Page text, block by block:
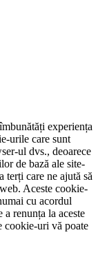
experiența
urile care sunt
ul dvs., deoarece
de bază ale site-
care ne ajută să
Aceste cookie-
cu acordul
a renunța la aceste
cookie-uri vă poate